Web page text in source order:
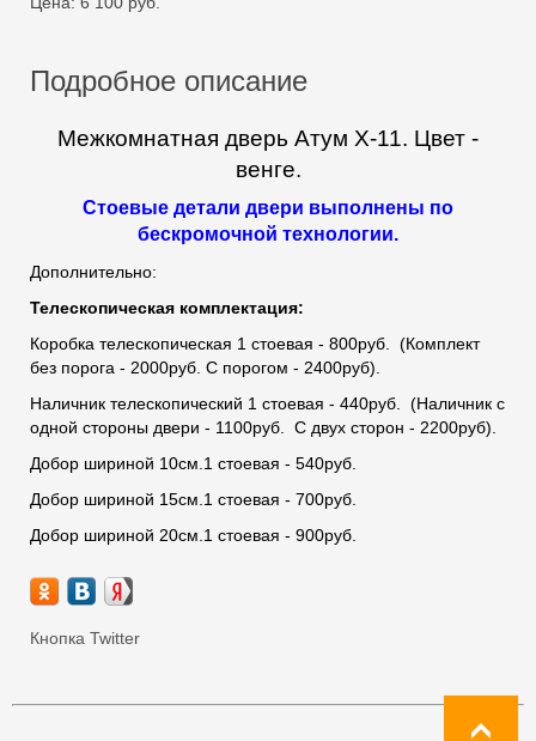
Подробное описание
Межкомнатная дверь Атум Х-11. Цвет -
венге.
Стоевые детали двери выполнены по
бескромочной технологии.
Дополнительно:
Телескопическая комплектация:
Коробка телескопическая 1 стоевая - 800руб. (Комплект
без порога - 2000руб. С порогом - 2400руб).
Наличник телескопический 1 стоевая - 440руб. (Наличник с
одной стороны двери - 1100руб. С двух сторон - 2200руб).
Добор шириной 10см.1 стоевая - 540руб.
Добор шириной 15см.1 стоевая - 700руб.
Добор шириной 20см.1 стоевая - 900руб.
Кнопка Twitter